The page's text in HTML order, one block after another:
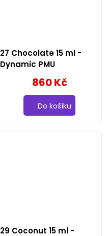
27 Chocolate 15 ml -
Dynamic PMU
860 Kč
Do košíku
29 Coconut 15 ml -